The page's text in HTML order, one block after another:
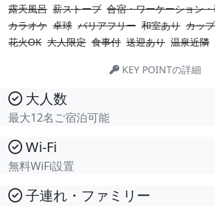
露天風呂 薪ストーブ 合宿・ワーケーション
カラオケ 卓球 バリアフリー 和室あり カッ
花火OK 大人限定 食事付 送迎あり 温泉近隣
KEY POINTの詳細
大人数
最大12名ご宿泊可能
Wi-Fi
無料WiFi設置
子連れ・ファミリー